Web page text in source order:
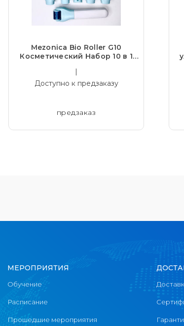
Mezonica Bio Roller G10
Косметический Набор 10 в 1
мезотерапии кожи лица/тел
|
Доступно к предзаказу
предзаказ
МЕРОПРИЯТИЯ
Обучение
Расписание
Прошедшие мероприятия